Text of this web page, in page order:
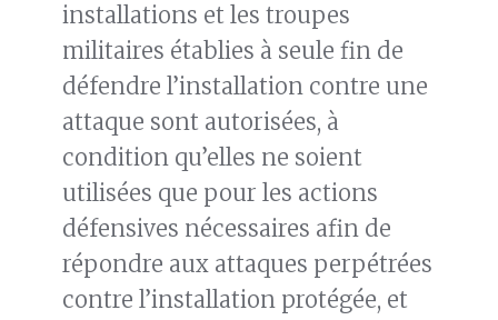
installations et les troupes
militaires établies à seule fin de
défendre l’installation contre une
attaque sont autorisées, à
condition qu’elles ne soient
utilisées que pour les actions
défensives nécessaires afin de
répondre aux attaques perpétrées
contre l’installation protégée, et